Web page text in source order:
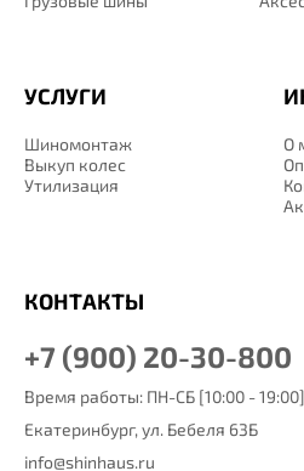
О
УСЛУГИ
Шиномонтаж
Выкуп колес
Утилизация
КОНТАКТЫ
+7 (900) 20-30-800
Время работы: ПН-СБ [10:00 -
Екатеринбург, ул. Бебеля 63Б
info@shinhaus.ru